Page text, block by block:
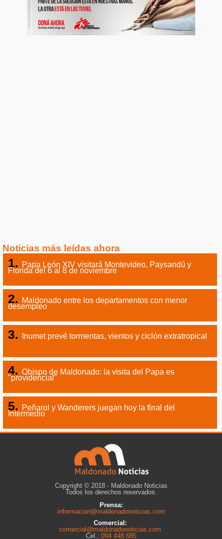
Noticias más leídas ahora
Papa León XIV visitará Montevideo, Paysandú y
Florida del 6 al 8 de noviembre
Maldonado entre los departamentos con menor
desempleo
Inumet prevé tormentas, vientos y ciclón extratropical
Obispo de Maldonado: la visita del Papa es
"providencial"
Peñarol y Wanderers juegan hoy la final del
Intermedio
Copyright © 2018 - Maldonado Noticias
Todos los derechos reservados.
Prensa:
informacion@maldonadonoticias.com
Comercial:
comercial@maldonadonoticias.com
Cel.: 094 448 685